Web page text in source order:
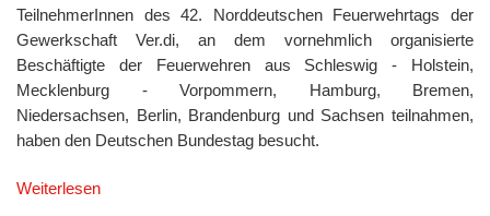
TeilnehmerInnen des 42. Norddeutschen Feuerwehrtags der
Gewerkschaft Ver.di, an dem vornehmlich organisierte
Beschäftigte der Feuerwehren aus Schleswig - Holstein,
Mecklenburg - Vorpommern, Hamburg, Bremen,
Niedersachsen, Berlin, Brandenburg und Sachsen teilnahmen,
haben den Deutschen Bundestag besucht.
Weiterlesen